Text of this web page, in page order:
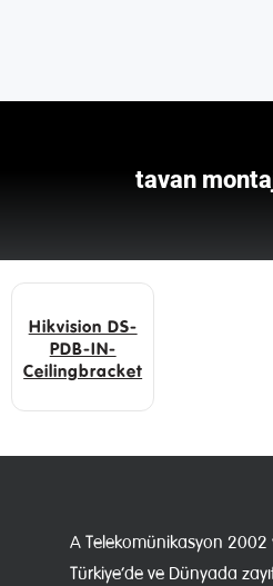
tavan
Hikvision DS-
PDB-IN-
Ceilingbracket
A Telekomünikasyon 2002
Türkiye’de ve Dünyada